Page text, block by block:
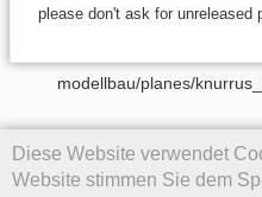
Diese Website verwendet
Website stimmen Sie dem
please don't ask for unreleased
modellbau/planes/
Falls nicht anders bezeichnet,
folgenden Lizenz veröffentlicht: